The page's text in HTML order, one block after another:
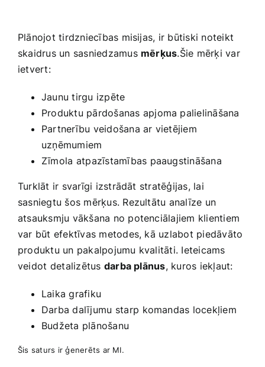
Zoo preces
Plānojot tirdzniecības misijas,‌ ir būtiski‌ noteikt
skaidrus un sasniedzamus mērķus.Šie mērķi var
ietvert:
Jaunu​ tirgu izpēte
Produktu ‌pārdošanas apjoma palielināšana
Partnerību​ veidošana ar vietējiem
uzņēmumiem
Zīmola ⁣atpazīstamības paaugstināšana
Turklāt ir svarīgi izstrādāt stratēģijas, lai
sasniegtu šos mērķus. Rezultātu analīze un
atsauksmju vākšana no potenciālajiem klientiem
var būt efektīvas metodes, kā uzlabot piedāvāto
produktu un pakalpojumu ‌kvalitāti. Ieteicams
veidot⁣ detalizētus darba plānus, kuros iekļaut:
Laika grafiku
Darba dalījumu⁣ starp ⁢komandas locekļiem
Budžeta plānošanu
Šis saturs ir ģenerēts ar MI.